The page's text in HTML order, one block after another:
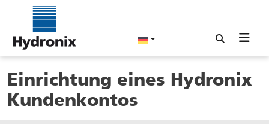
Einrichtung eines Hydronix
Kundenkontos